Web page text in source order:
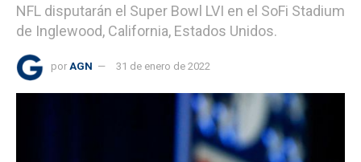
NFL disputarán el Super Bowl LVI en el SoFi Stadium
de Inglewood, California, Estados Unidos.
por AGN 31 de enero de 2022